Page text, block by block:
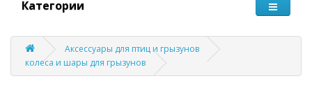
Категории
Аксессуары для птиц и грызунов
колеса и шары для грызунов